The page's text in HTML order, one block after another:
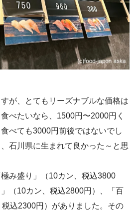
が、とてもリーズナブルな価格は
べたいなら、1500円〜2000円く
べても3000円前後ではないでし
石川県に生まれて良かった～と思
み盛り」（10カン、税込3800
（10カン、税込2800円）、「百
込2300円）がありました。その